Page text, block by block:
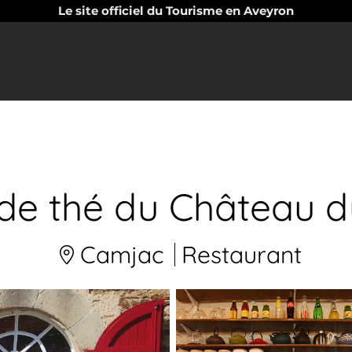
Le site officiel du Tourisme en Aveyron
thé du Château
Camjac Restaurant